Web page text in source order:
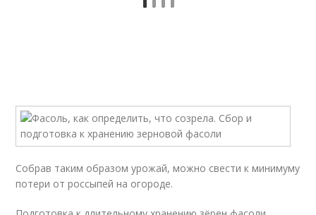
Собрав таким образом урожай, можно свести к минимуму
потери от россыпей на огороде.